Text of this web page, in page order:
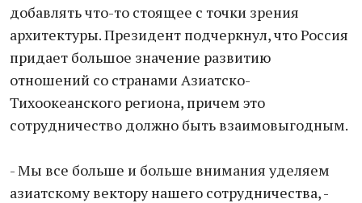
добавлять что-то стоящее с точки зрения
архитектуры. Президент подчеркнул, что Россия
придает большое значение развитию
отношений со странами Азиатско-
Тихоокеанского региона, причем это
сотрудничество должно быть взаимовыгодным.
- Мы все больше и больше внимания уделяем
азиатскому вектору нашего сотрудничества, -